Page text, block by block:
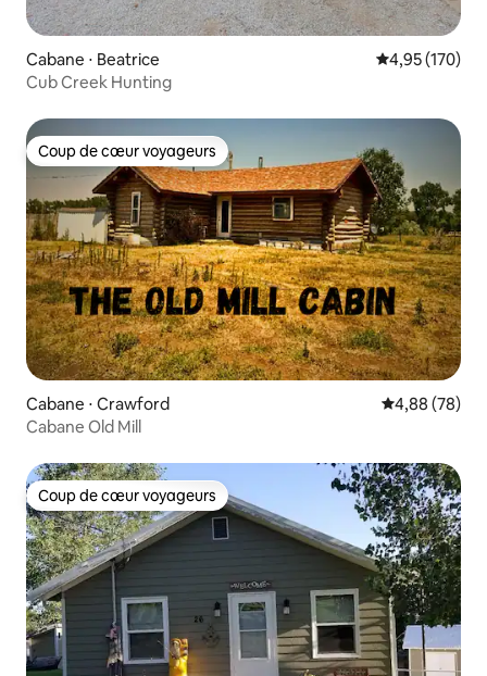
Cabane ⋅ Beatrice Évaluation
4,95 (170)
Cub Creek Hunting
Coup de cœur voyageurs
Coup de cœur voyageurs
Cabane ⋅ Crawford Évaluation
4,88 (78)
Cabane Old Mill
Coup de cœur voyageurs
Coup de cœur voyageurs